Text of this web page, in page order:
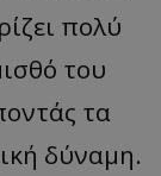
πολύ
του
τα
δύναμη.